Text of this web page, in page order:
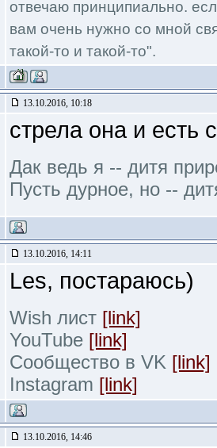
отвечаю принципиально.
вам очень нужно со мной
такой-то и такой-то".
13.10.2016, 10:18
стрела она и есть
Дак ведь я -- дитя
Пусть дурное, но --
13.10.2016, 14:11
Les, постараюсь)
Wish лист [link]
YouTube [link]
Сообщество в VK [link]
Instagram [link]
13.10.2016, 14:46